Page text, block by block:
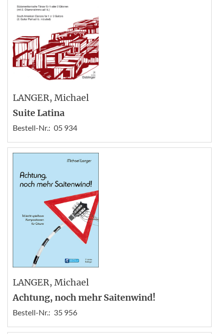
LANGER, Michael
Suite Latina
Bestell-Nr.: 05 934
LANGER, Michael
Achtung, noch mehr Saitenwind!
Bestell-Nr.: 35 956